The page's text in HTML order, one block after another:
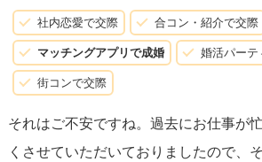
社内恋愛で交際 合コン・紹介で交際
マッチングアプリで成婚 婚活パーテ
街コンで交際
それはご不安ですね。過去にお仕事が
くさせていただいておりましたので、